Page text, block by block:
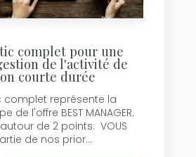
complet pour une
de l'activité de
courte durée
complet représente la
de l'offre BEST MANAGER.
de 2 points: VOUS
de nos prior...